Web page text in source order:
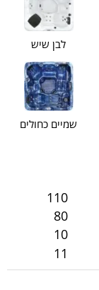
לבן שיש
שמיים כחולים
110
80
10
11